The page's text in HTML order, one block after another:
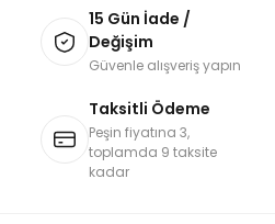
15 Gün İade /
Değişim
Güvenle alışveriş yapın
Taksitli Ödeme
Peşin fiyatına 3,
toplamda 9 taksite
kadar